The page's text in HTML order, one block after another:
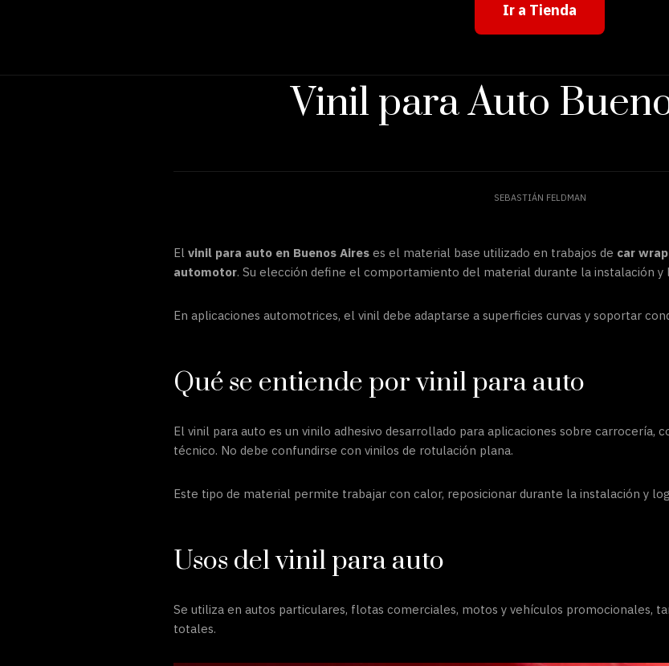
Ir a Tienda
Vinil para Auto
SEBASTIÁN FELDMAN
El vinil para auto en Buenos Aires es el material base utilizado en trabajos de car
automotor. Su elección define el comportamiento del material durante la instalación y
En aplicaciones automotrices, el vinil debe adaptarse a superficies curvas y soportar
Qué se entiende por vinil para auto
El vinil para auto es un vinilo adhesivo desarrollado para aplicaciones sobre carrocería,
técnico. No debe confundirse con vinilos de rotulación plana.
Este tipo de material permite trabajar con calor, reposicionar durante la instalación y
Usos del vinil para auto
Se utiliza en autos particulares, flotas comerciales, motos y vehículos promocionales,
totales.